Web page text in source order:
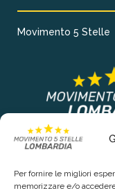
Per fornire le migliori
memorizzare e/o
Movimento 5 Stelle
COLLEGAMENTI
Chi siamo